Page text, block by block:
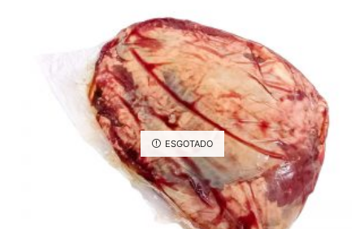
ESGOTADO